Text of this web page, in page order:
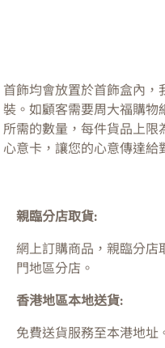
首飾均會放置於首飾盒內
裝。如顧客需要周大福購物
所需的數量，每件貨品上限
心意卡，讓您的心意傳達給
親臨分店取貨:
網上訂購商品，親臨分店
門地區分店。
香港地區本地送貨:
免費送貨服務至本港地址